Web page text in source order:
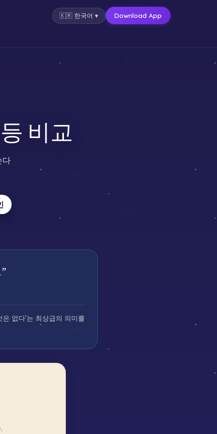
🇰🇷 한국어 ▾ Download App
비교
다
”
없다'는 최상급의 의미를